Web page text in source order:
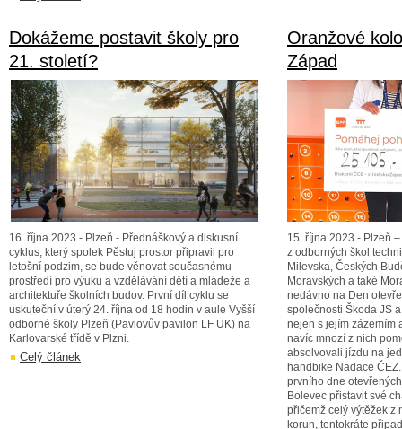
Dokážeme postavit školy pro
21. století?
16. října 2023 - Plzeň - Přednáškový a diskusní
cyklus, který spolek Pěstuj prostor připravil pro
letošní podzim, se bude věnovat současnému
prostředí pro výuku a vzdělávání dětí a mládeže a
architektuře školních budov. První díl cyklu se
uskuteční v úterý 24. října od 18 hodin v aule Vyšší
odborné školy Plzeň (Pavlovův pavilon LF UK) na
Karlovarské třídě v Plzni.
Celý článek
Oranžové
Západ
15. října 2023 - Plzeň
z odborných škol
Milevska, Českých
Moravských a také
nedávno na Den
společnosti Škoda JS
nejen s jejím zázemím
navíc mnozí z nich
absolvovali jízdu na
handbike Nadace
prvního dne
Bolevec přistavit své
přičemž celý výtěžek z
korun, tentokráte